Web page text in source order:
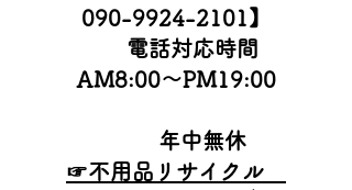
090-9924-2101 】
電話対応時間
AM8:00～PM19:00
年中無休
☞不用品リサイクル